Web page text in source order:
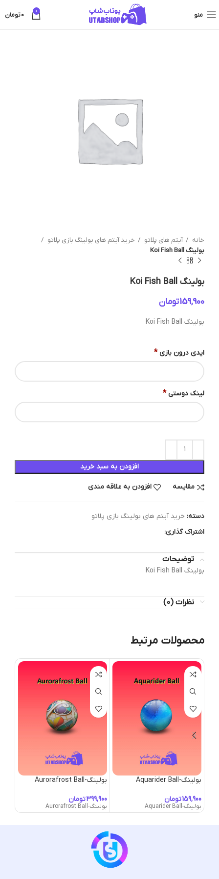
منو 0
0تومان
خانه آیتم های پلاتو
خرید آیتم های بولینگ بازی پلاتو
بولینگ Koi Fish Ball
بولینگ Koi Fish Ball
تومان
بولینگ Koi Fish Ball
ایدی درون بازی *
لینک دوستی *
افزودن به سبد خرید
مقایسه افزودن به علاقه مندی
دسته: خرید آیتم های بولینگ بازی پلاتو
اشتراک گذاری:
توضیحات
بولینگ Koi Fish Ball
نظرات (0)
محصولات مرتبط
بولینگ-Aquarider Ball
تومان
بولینگ-Aquarider Ball
بولینگ-Aurorafrost Ball
تومان
بولینگ-Aurorafrost Ball